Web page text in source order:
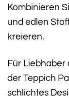
Kombinieren
und edlen
kreieren.
Für Liebhaber
der Teppich
schlichtes